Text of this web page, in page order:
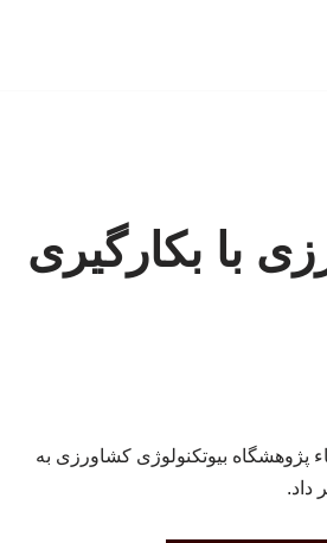
با بکارگیری
پژوهشگاه بیوتکنولوژی کشاورزی به
داد.